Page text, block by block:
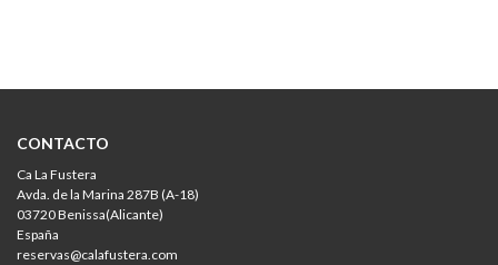
CONTACTO
Ca La Fustera
Avda. de la Marina 287B (A-18)
03720 Benissa(Alicante)
España
reservas@calafustera.com